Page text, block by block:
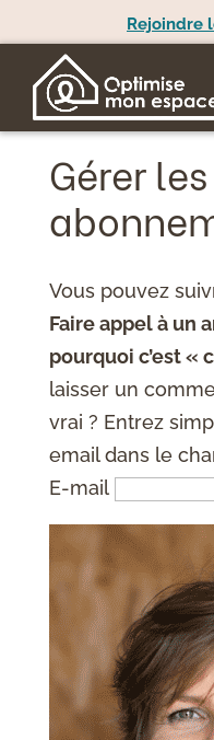
Rejoindre
Gérer les
Vous pouvez
Faire appel à un
pourquoi c’est «
laisser un
vrai ? Entrez
email dans le
E-mail